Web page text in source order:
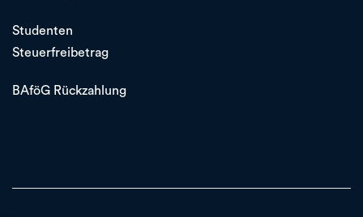
Studenten
Steuerfreibetrag
BAföG Rückzahlung